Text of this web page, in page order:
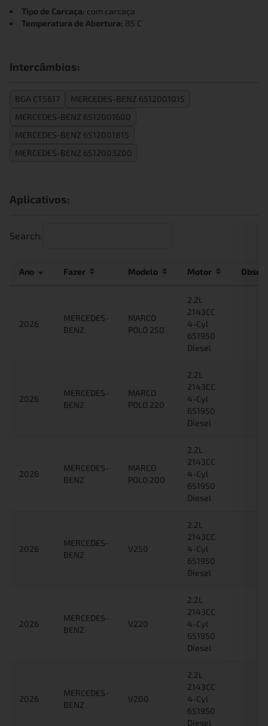
Tipo de Carcaça: com carcaça
Temperatura de Abertura: 85 C
Intercâmbios:
BGA CT5617
MERCEDES-BENZ 6512001015
MERCEDES-BENZ 6512001600
MERCEDES-BENZ 6512001815
MERCEDES-BENZ 6512003200
Aplicativos:
Search:
Ano Fazer Modelo Motor
2026
MERCEDES-
BENZ
MARCO
POLO 250
2.2L
2143CC
4-Cyl
651950
Diesel
2026
MERCEDES-
BENZ
MARCO
POLO 220
2.2L
2143CC
4-Cyl
651950
Diesel
2026
MERCEDES-
BENZ
MARCO
POLO 200
2.2L
2143CC
4-Cyl
651950
Diesel
2026
MERCEDES-
BENZ
V250
2.2L
2143CC
4-Cyl
651950
Diesel
2026
MERCEDES-
BENZ
V220
2.2L
2143CC
4-Cyl
651950
Diesel
2026
MERCEDES-
BENZ
V200
2.2L
2143CC
4-Cyl
651950
Diesel